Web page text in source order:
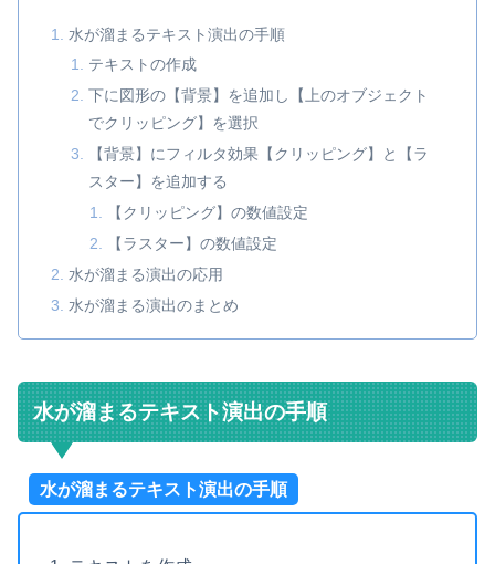
水が溜まるテキスト演出の手順
テキストの作成
下に図形の【背景】を追加し【上のオブジェクト
でクリッピング】を選択
【背景】にフィルタ効果【クリッピング】と【ラ
スター】を追加する
【クリッピング】の数値設定
【ラスター】の数値設定
水が溜まる演出の応用
水が溜まる演出のまとめ
水が溜まるテキスト演出の手順
水が溜まるテキスト演出の手順